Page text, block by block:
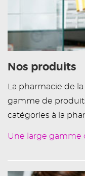
Nos produits
La pharmacie de
gamme de
catégories à la
Une large gamme